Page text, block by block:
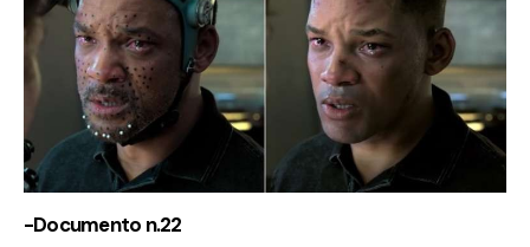
-Documento n.22